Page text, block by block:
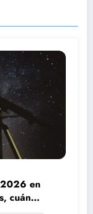
2026 en
cuándo